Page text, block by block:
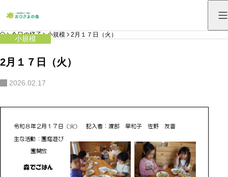
HOME
今日の様子 小規模 2月１７日（火）
小規模
2月１７日（火）
2026.02.17